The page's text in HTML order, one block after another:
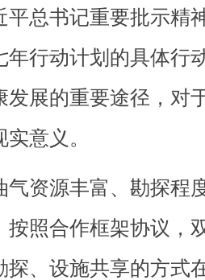
平总书记重要批示精
年行动计划的具体行
发展的重要途径，对
意义。
资源丰富、勘探程
按照合作框架协议，
探、设施共享的方式